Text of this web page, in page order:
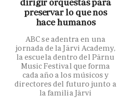
dirigir orquestas para
preservar lo que nos
hace humanos
ABC se adentra en una
jornada de la Järvi Academy,
la escuela dentro del Pärnu
Music Festival que forma
cada año a los músicos y
directores del futuro junto a
la familia Järvi